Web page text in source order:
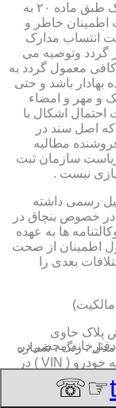
گرچه وظیفه کنترل اصالت خودرو وتائید مدارک طبق ماده ۲۰ به
اطمینان خاطر و
انتساب مدارک
گردد وتوصیه می
معمول گردد به
بهادار باشد و حتی
و مهر و امضاء
احتمال اشکال با
اصل سند در
مطالبه
به موافقت ریاست سازمان ثبت
نیست .
رسمی داشته
خصوص بنچاق در
ها به عهده
اطمینان از صحت
بعدی را
پلاک حاوی
، رنگ ، شماره
موتور و شاسی ، تیپ و بخصوس شماره شناسه خودرو ( VIN ) در
از مشخصات
انتظامی
در
☞☏